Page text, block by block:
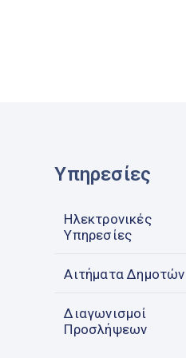
Υπηρεσίες
Ηλεκτρονικές
Υπηρεσίες
Αιτήματα Δημοτών
Διαγωνισμοί
Προσλήψεων